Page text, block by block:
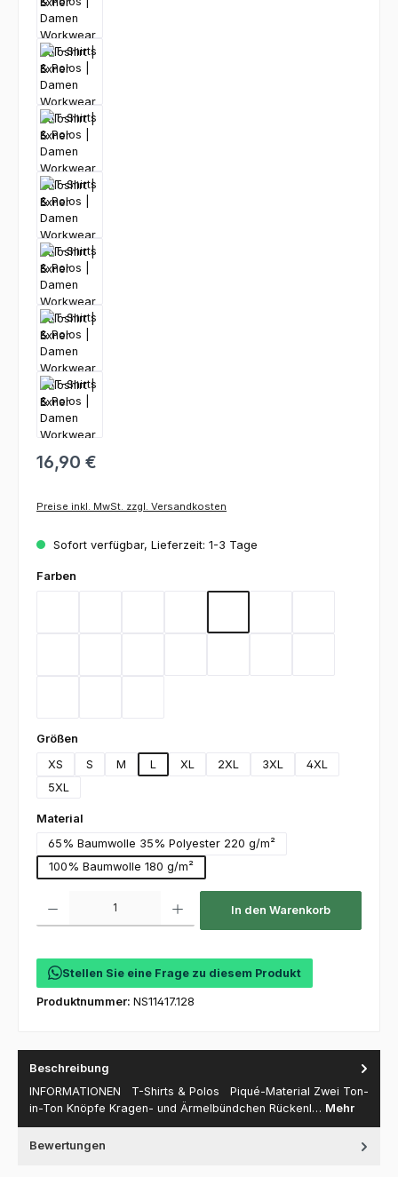
16,90 €
Preise inkl. MwSt. zzgl. Versandkosten
Sofort verfügbar, Lieferzeit: 1-3 Tage
Farben
Größen
XS
S M L XL 2XL 3XL
4XL
5XL
Material
65% Baumwolle 35% Polyester 220 g/m²
100% Baumwolle 180 g/m²
In den Warenkorb
Stellen Sie eine Frage zu diesem Produkt
Produktnummer: NS11417.128
Beschreibung
INFORMATIONEN T-Shirts & Polos Piqué-Material Zwei Ton-
in-Ton Knöpfe Kragen- und Ärmelbündchen Rückenl… Mehr
Bewertungen